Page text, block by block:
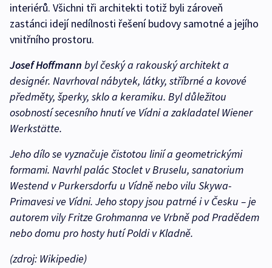
interiérů. Všichni tři architekti totiž byli zároveň
zastánci idejí nedílnosti řešení budovy samotné a jejího
vnitřního prostoru.
Josef Hoffmann byl český a rakouský architekt a
designér. Navrhoval nábytek, látky, stříbrné a kovové
předměty, šperky, sklo a keramiku. Byl důležitou
osobností secesního hnutí ve Vídni a zakladatel Wiener
Werkstätte.
Jeho dílo se vyznačuje čistotou linií a geometrickými
formami. Navrhl palác Stoclet v Bruselu, sanatorium
Westend v Purkersdorfu u Vídně nebo vilu Skywa-
Primavesi ve Vídni. Jeho stopy jsou patrné i v Česku – je
autorem vily Fritze Grohmanna ve Vrbně pod Pradědem
nebo domu pro hosty hutí Poldi v Kladně.
(zdroj: Wikipedie)